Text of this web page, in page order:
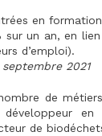
en
sur un an, en
d’emploi).
2021
de
en
de